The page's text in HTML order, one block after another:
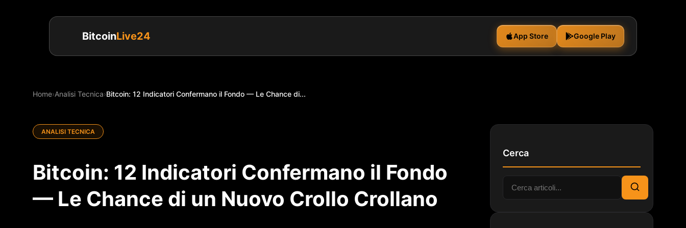
BitcoinLive24 App Store Google Play
Home›Analisi Tecnica›Bitcoin: 12 Indicatori Confermano il Fondo — Le Chance di...
ANALISI TECNICA
Bitcoin: 12 Indicatori Confermano il Fondo
— Le Chance di un Nuovo Crollo Crollano
Cerca
Cerca:
Cerca